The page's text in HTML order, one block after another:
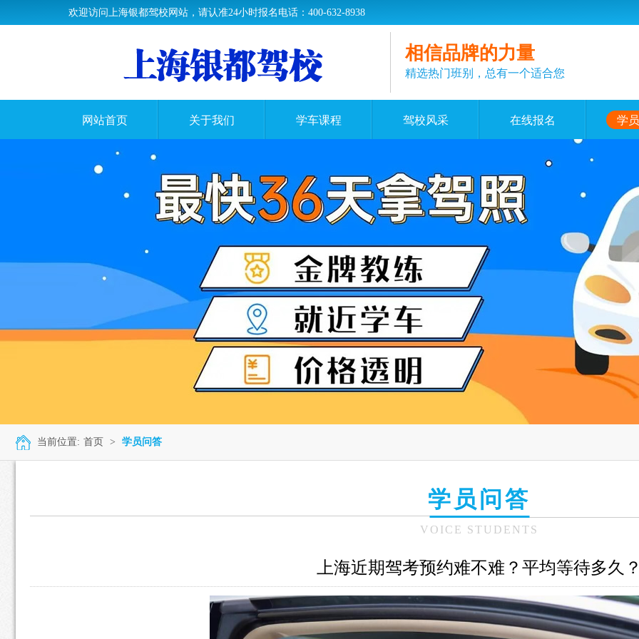
欢迎访问上海银都驾校网站，请认准24小时报名电话：400-632-8938
相信品牌的力量
精选热门班别，总有一个适合您
网站首页 关于我们 学车课程 驾校风采 在线报名 学
当前位置: 首页 > 学员问答
学员问答
VOICE STUDENTS
上海近期驾考预约难不难？平均等待多久